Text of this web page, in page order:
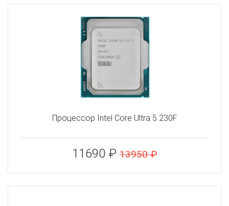
Процессор Intel Core Ultra 5 230F
11690 ₽ 13950 ₽